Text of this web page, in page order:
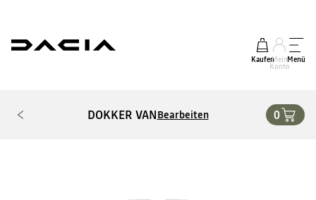
KaufenMein
Konto
Menü
DOKKER VANBearbeiten 0